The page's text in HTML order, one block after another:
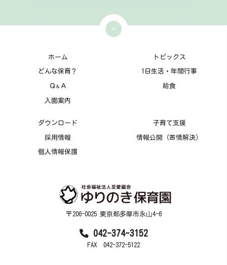
ホーム トピックス
どんな保育？ 1日生活・年間行事
Ｑ ＆ Ａ 給食
入園案内
ダウンロード 子育て支援
採用情報 情報公開（苦情解決）
個人情報保護
〒206-0025 東京都多摩市永⼭4-6
042-374-3152
FAX 042-372-5122